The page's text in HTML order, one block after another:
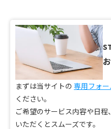
まずは当サイトの 専用フォー
ください。
ご希望のサービス内容や日
いただくとスムーズです。